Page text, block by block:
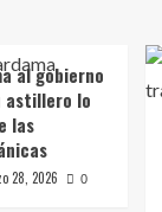
al gobierno
astillero lo
las
28, 2026 0